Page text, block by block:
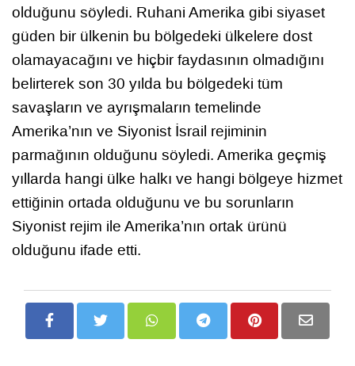
olduğunu söyledi. Ruhani Amerika gibi siyaset
güden bir ülkenin bu bölgedeki ülkelere dost
olamayacağını ve hiçbir faydasının olmadığını
belirterek son 30 yılda bu bölgedeki tüm
savaşların ve ayrışmaların temelinde
Amerika’nın ve Siyonist İsrail rejiminin
parmağının olduğunu söyledi. Amerika geçmiş
yıllarda hangi ülke halkı ve hangi bölgeye hizmet
ettiğinin ortada olduğunu ve bu sorunların
Siyonist rejim ile Amerika’nın ortak ürünü
olduğunu ifade etti.